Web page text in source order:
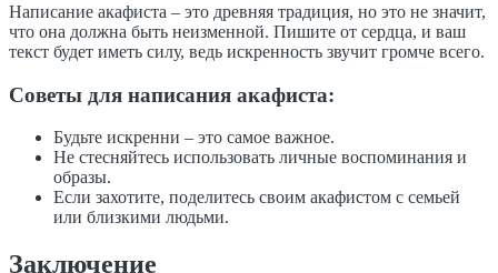
Написание акафиста – это древняя традиция, но это не значит,
что она должна быть неизменной. Пишите от сердца, и ваш
текст будет иметь силу, ведь искренность звучит громче всего.
Советы для написания акафиста:
Будьте искренни – это самое важное.
Не стесняйтесь использовать личные воспоминания и
образы.
Если захотите, поделитесь своим акафистом с семьей
или близкими людьми.
Заключение